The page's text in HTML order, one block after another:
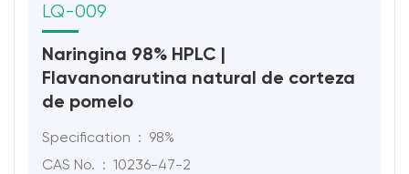
LQ-009
Naringina 98% HPLC |
Flavanonarutina natural de corteza
de pomelo
Specification : 98%
CAS No. : 10236-47-2